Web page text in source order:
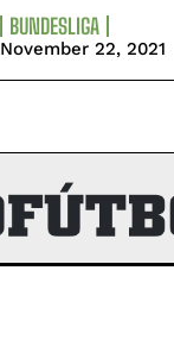
BUNDESLIGA
November 22, 2021